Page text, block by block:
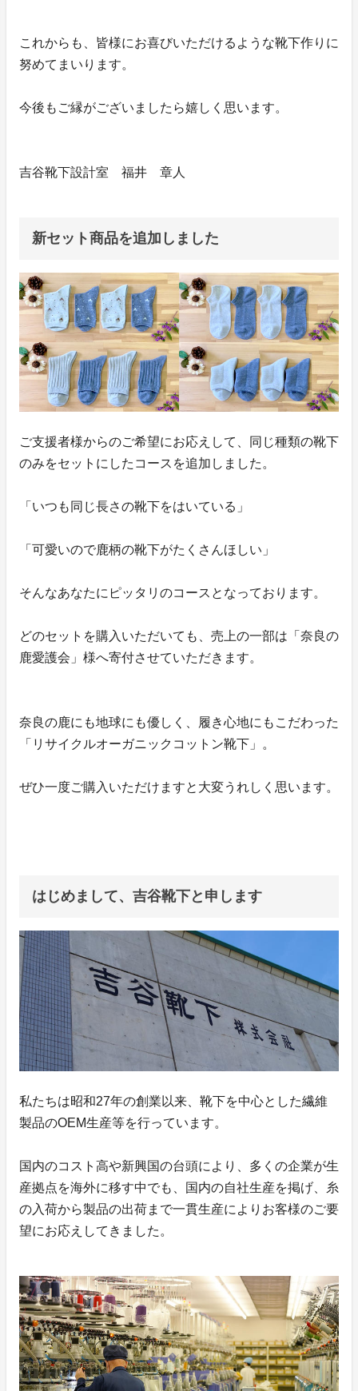
これからも、皆様にお喜びいただけるような靴下作りに
努めてまいります。
今後もご縁がございましたら嬉しく思います。
吉谷靴下設計室 福井 章人
新セット商品を追加しました
ご支援者様からのご希望にお応えして、同じ種類の靴下
のみをセットにしたコースを追加しました。
「いつも同じ長さの靴下をはいている」
「可愛いので鹿柄の靴下がたくさんほしい」
そんなあなたにピッタリのコースとなっております。
どのセットを購入いただいても、売上の一部は「奈良の
鹿愛護会」様へ寄付させていただきます。
奈良の鹿にも地球にも優しく、履き心地にもこだわった
「リサイクルオーガニックコットン靴下」。
ぜひ一度ご購入いただけますと大変うれしく思います。
はじめまして、吉谷靴下と申します
私たちは昭和27年の創業以来、靴下を中心とした繊維
製品のOEM生産等を行っています。
国内のコスト高や新興国の台頭により、多くの企業が生
産拠点を海外に移す中でも、国内の自社生産を掲げ、糸
の入荷から製品の出荷まで一貫生産によりお客様のご要
望にお応えしてきました。